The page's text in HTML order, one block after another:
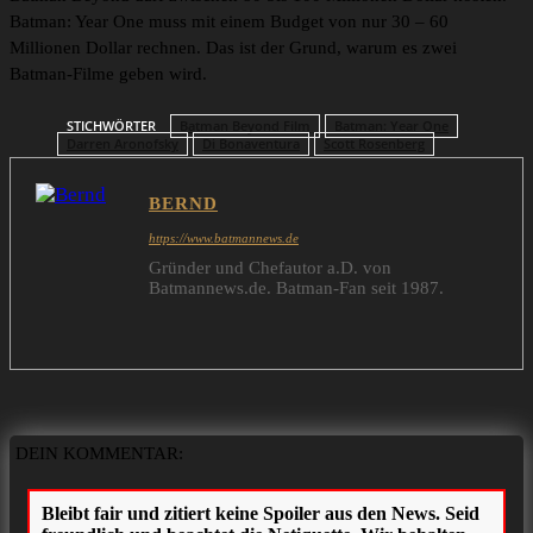
Batman: Year One muss mit einem Budget von nur 30 – 60
Millionen Dollar rechnen. Das ist der Grund, warum es zwei
Batman-Filme geben wird.
STICHWÖRTER
Darren Aronofsky
Di Bonaventura Scott Rosenberg
BERND
https://www.batmannews.de
Gründer und Chefautor a.D. von
Batmannews.de. Batman-Fan seit 1987.
DEIN KOMMENTAR: